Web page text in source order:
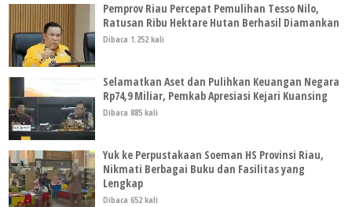
Pemprov Riau Percepat Pemulihan Tesso Nilo,
Ratusan Ribu Hektare Hutan Berhasil Diamankan
Dibaca 1.252 kali
Selamatkan Aset dan Pulihkan Keuangan Negara
Rp74,9 Miliar, Pemkab Apresiasi Kejari Kuansing
Dibaca 885 kali
Yuk ke Perpustakaan Soeman HS Provinsi Riau,
Nikmati Berbagai Buku dan Fasilitas yang
Lengkap
Dibaca 652 kali